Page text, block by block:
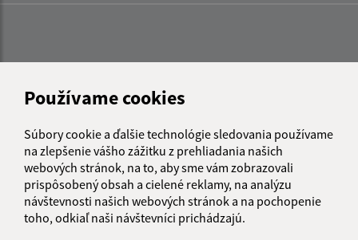
Používame cookies
Súbory cookie a ďalšie technológie sledovania používame
na zlepšenie vášho zážitku z prehliadania našich
webových stránok, na to, aby sme vám zobrazovali
prispôsobený obsah a cielené reklamy, na analýzu
návštevnosti našich webových stránok a na pochopenie
toho, odkiaľ naši návštevníci prichádzajú.